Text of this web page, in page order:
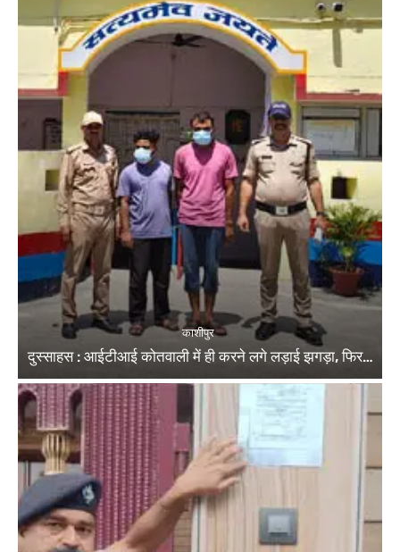
काशीपुर
दुस्साहस : आईटीआई कोतवाली में ही करने लगे लड़ाई झगड़ा, फिर…